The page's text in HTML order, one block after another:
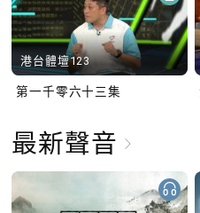
港台體壇123
第一千零六十三集
最新聲音